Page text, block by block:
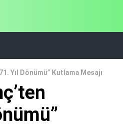
Yıl Dönümü” Kutlama Mesajı